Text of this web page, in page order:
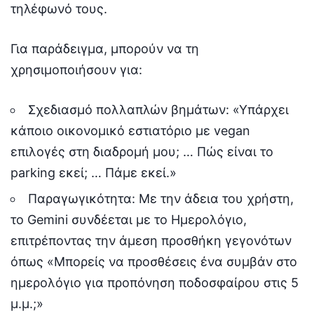
τηλέφωνό τους.
Για παράδειγμα, μπορούν να τη
χρησιμοποιήσουν για:
Σχεδιασμό πολλαπλών βημάτων: «Υπάρχει
κάποιο οικονομικό εστιατόριο με vegan
επιλογές στη διαδρομή μου; … Πώς είναι το
parking εκεί; … Πάμε εκεί.»
Παραγωγικότητα: Με την άδεια του χρήστη,
το Gemini συνδέεται με το Ημερολόγιο,
επιτρέποντας την άμεση προσθήκη γεγονότων
όπως «Μπορείς να προσθέσεις ένα συμβάν στο
ημερολόγιο για προπόνηση ποδοσφαίρου στις 5
μ.μ.;»